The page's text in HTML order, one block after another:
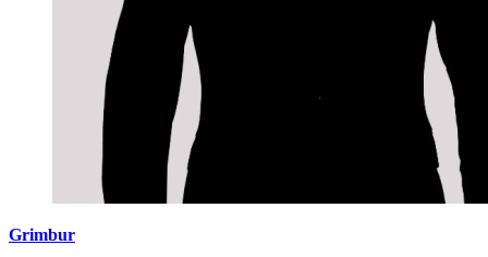
Grimbur